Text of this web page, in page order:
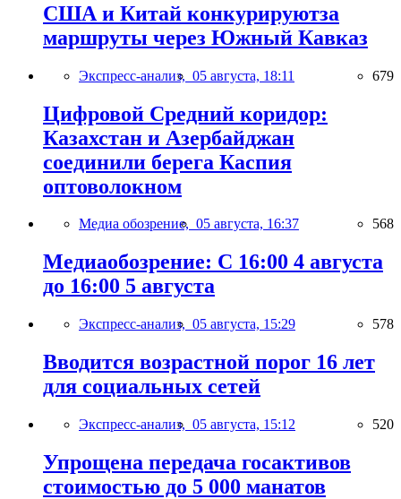
США и Китай конкурируютза
маршруты через Южный Кавказ
Экспресс-анализ, 05 августа, 18:11 679
Цифровой Средний коридор:
Казахстан и Азербайджан
соединили берега Каспия
оптоволокном
Медиа обозрение, 05 августа, 16:37 568
Медиаобозрение: С 16:00 4 августа
до 16:00 5 августа
Экспресс-анализ, 05 августа, 15:29 578
Вводится возрастной порог 16 лет
для социальных сетей
Экспресс-анализ, 05 августа, 15:12 520
Упрощена передача госактивов
стоимостью до 5 000 манатов